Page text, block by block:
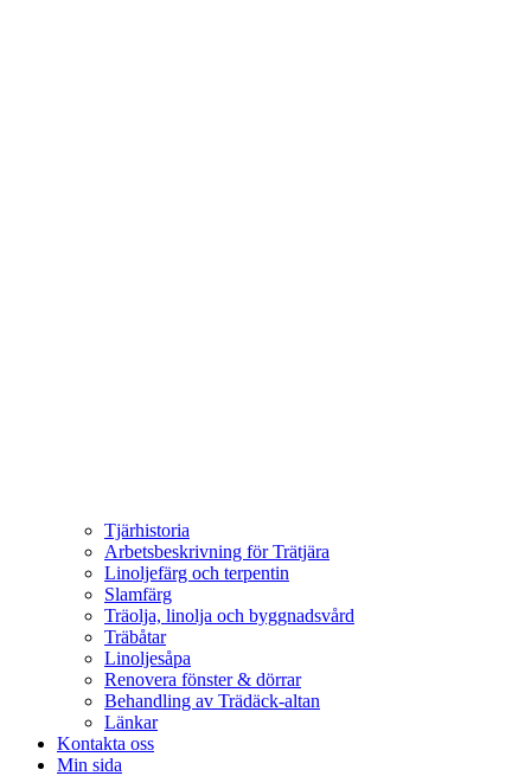
Tjärhistoria
Arbetsbeskrivning för Trätjära
Linoljefärg och terpentin
Slamfärg
Träolja, linolja och byggnadsvård
Träbåtar
Linoljesåpa
Renovera fönster & dörrar
Behandling av Trädäck-altan
Länkar
Kontakta oss
Min sida